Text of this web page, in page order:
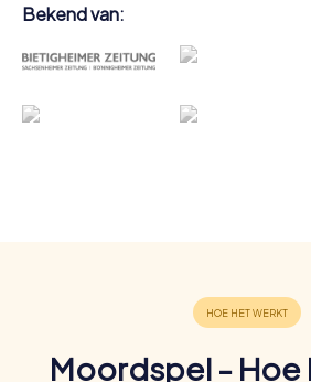
Bekend van:
Moordspel - Hoe